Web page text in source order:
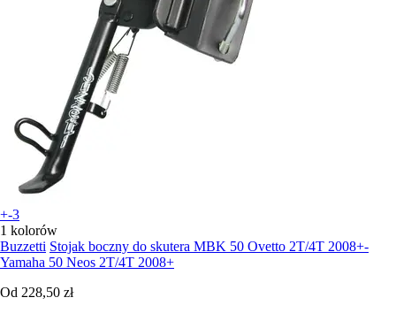
+-3
1 kolorów
Buzzetti Stojak boczny do skutera MBK 50 Ovetto 2T/4T 2008+-
Yamaha 50 Neos 2T/4T 2008+
Od 228,50 zł